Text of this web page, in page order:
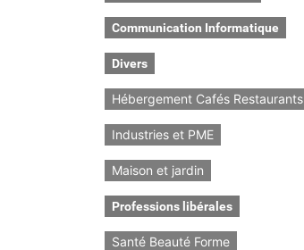
Communication Informatique
Divers
Hébergement Cafés Restaurants
Industries et PME
Maison et jardin
Professions libérales
Santé Beauté Forme